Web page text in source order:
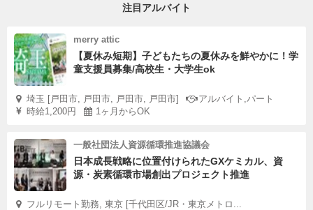
注目アルバイト
merry attic
【夏休み短期】子どもたちの夏休みを鮮やかに！学
童支援員募集/高校生・大学生ok
埼玉 [戸田市, 戸田市, 戸田市, 戸田市]
アルバイト,パート
時給1,200円
1ヶ月からOK
一般社団法人資源循環推進協議会
日本成長戦略に位置付けられたGXケミカル、資
源・炭素循環市場創出プロジェクト推進
フルリモート勤務, 東京 [千代田区/JR・東京メトロ...